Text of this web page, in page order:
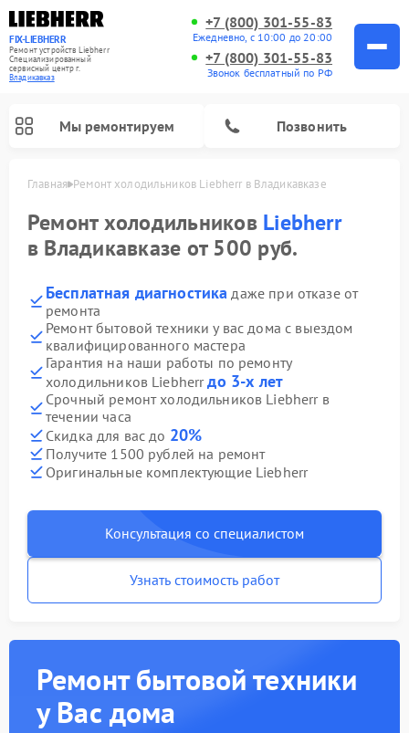
FIX-LIEBHERR
Ремонт устройств Liebherr
Специализированный
cервисный центр г.
Владикавказ
+7 (800) 301-55-83
Ежедневно, с 10:00 до 20:00
+7 (800) 301-55-83
Звонок бесплатный по РФ
Мы ремонтируем Позвонить
Главная Ремонт холодильников Liebherr в Владикавказе
Ремонт холодильников Liebherr
в Владикавказе от 500 руб.
Бесплатная диагностика даже при отказе от
ремонта
Ремонт бытовой техники у вас дома с выездом
квалифицированного мастера
Гарантия на наши работы по ремонту
холодильников Liebherrдо 3-х лет
Срочный ремонт холодильников Liebherr в
течении часа
Скидка для вас до 20%
Получите 1500 рублей на ремонт
Оригинальные комплектующие Liebherr
Консультация со специалистом
Узнать стоимость работ
Ремонт бытовой техники
у Вас дома